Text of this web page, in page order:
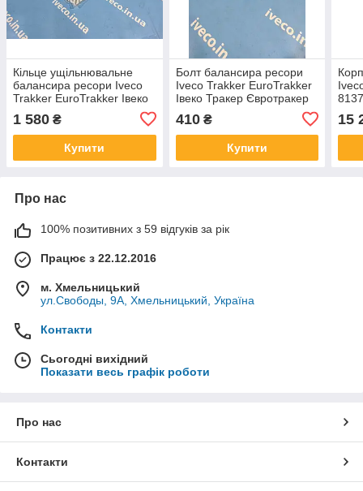
Кільце ущільнювальне
балансира ресори Iveco
Trakker EuroTrakker Івеко
1 580 ₴
Купити
Болт балансира ресори
Iveco Trakker EuroTrakker
Івеко Тракер Євротракер
410₴
Купити
15
Про нас
100% позитивних з 59 відгуків за рік
Працює з 22.12.2016
м. Хмельницький
ул.Свободы, 9А, Хмельницький, Україна
Контакти
Сьогодні вихідний
Показати весь графік роботи
Про нас
Контакти